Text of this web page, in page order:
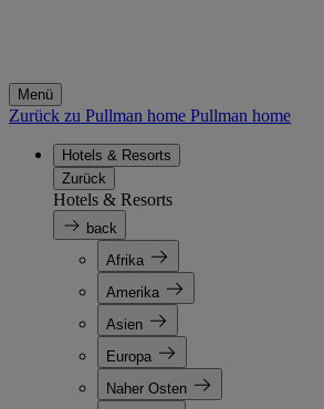
Menü
Zurück zu Pullman home Pullman home
Hotels & Resorts
Zurück
Hotels & Resorts
back
Afrika
Amerika
Asien
Europa
Naher Osten